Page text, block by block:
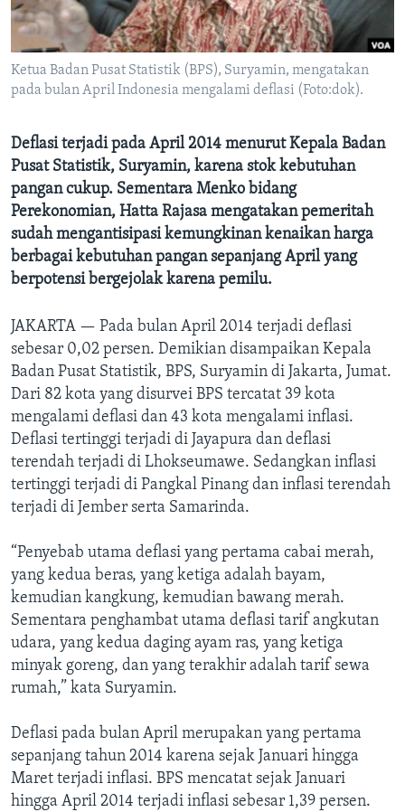
Ketua Badan Pusat Statistik (BPS), Suryamin, mengatakan
pada bulan April Indonesia mengalami deflasi (Foto:dok).
Deflasi terjadi pada April 2014 menurut Kepala Badan
Pusat Statistik, Suryamin, karena stok kebutuhan
pangan cukup. Sementara Menko bidang
Perekonomian, Hatta Rajasa mengatakan pemeritah
sudah mengantisipasi kemungkinan kenaikan harga
berbagai kebutuhan pangan sepanjang April yang
berpotensi bergejolak karena pemilu.
JAKARTA — Pada bulan April 2014 terjadi deflasi
sebesar 0,02 persen. Demikian disampaikan Kepala
Badan Pusat Statistik, BPS, Suryamin di Jakarta, Jumat.
Dari 82 kota yang disurvei BPS tercatat 39 kota
mengalami deflasi dan 43 kota mengalami inflasi.
Deflasi tertinggi terjadi di Jayapura dan deflasi
terendah terjadi di Lhokseumawe. Sedangkan inflasi
tertinggi terjadi di Pangkal Pinang dan inflasi terendah
terjadi di Jember serta Samarinda.
“Penyebab utama deflasi yang pertama cabai merah,
yang kedua beras, yang ketiga adalah bayam,
kemudian kangkung, kemudian bawang merah.
Sementara penghambat utama deflasi tarif angkutan
udara, yang kedua daging ayam ras, yang ketiga
minyak goreng, dan yang terakhir adalah tarif sewa
rumah,” kata Suryamin.
Deflasi pada bulan April merupakan yang pertama
sepanjang tahun 2014 karena sejak Januari hingga
Maret terjadi inflasi. BPS mencatat sejak Januari
hingga April 2014 terjadi inflasi sebesar 1,39 persen.